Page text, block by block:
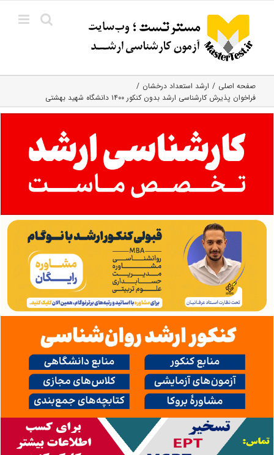
content
صفحه اصلی
ارشد استعداد درخشان
فراخوان پذیرش کارشناسی ارشد بدون کنکور ۱۴۰۰ دانشگاه شهید بهشتی